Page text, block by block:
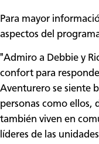
Para mayor
aspectos del
"Admiro a Debbie y
confort para
Aventurero se siente
personas como ellos,
también viven en
líderes de las